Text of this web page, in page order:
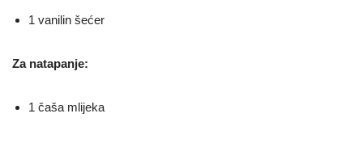
1 vanilin šećer
Za natapanje:
1 čaša mlijeka